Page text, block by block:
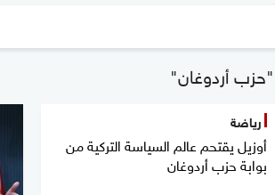
رياضة
أوزيل يقتحم عالم السياسة التركية من
بوابة حزب أردوغان